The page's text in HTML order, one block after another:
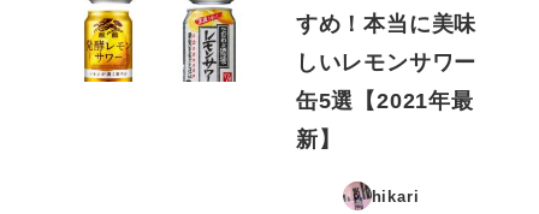
すめ！本当に美味
しいレモンサワー
缶5選【2021年最
新】
hikari